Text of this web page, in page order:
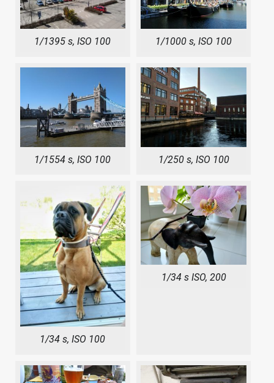
1/1395 s, ISO 100 1/1000 s, ISO 100
1/1554 s, ISO 100 1/250 s, ISO 100
1/34 s, ISO 100
1/34 s ISO, 200